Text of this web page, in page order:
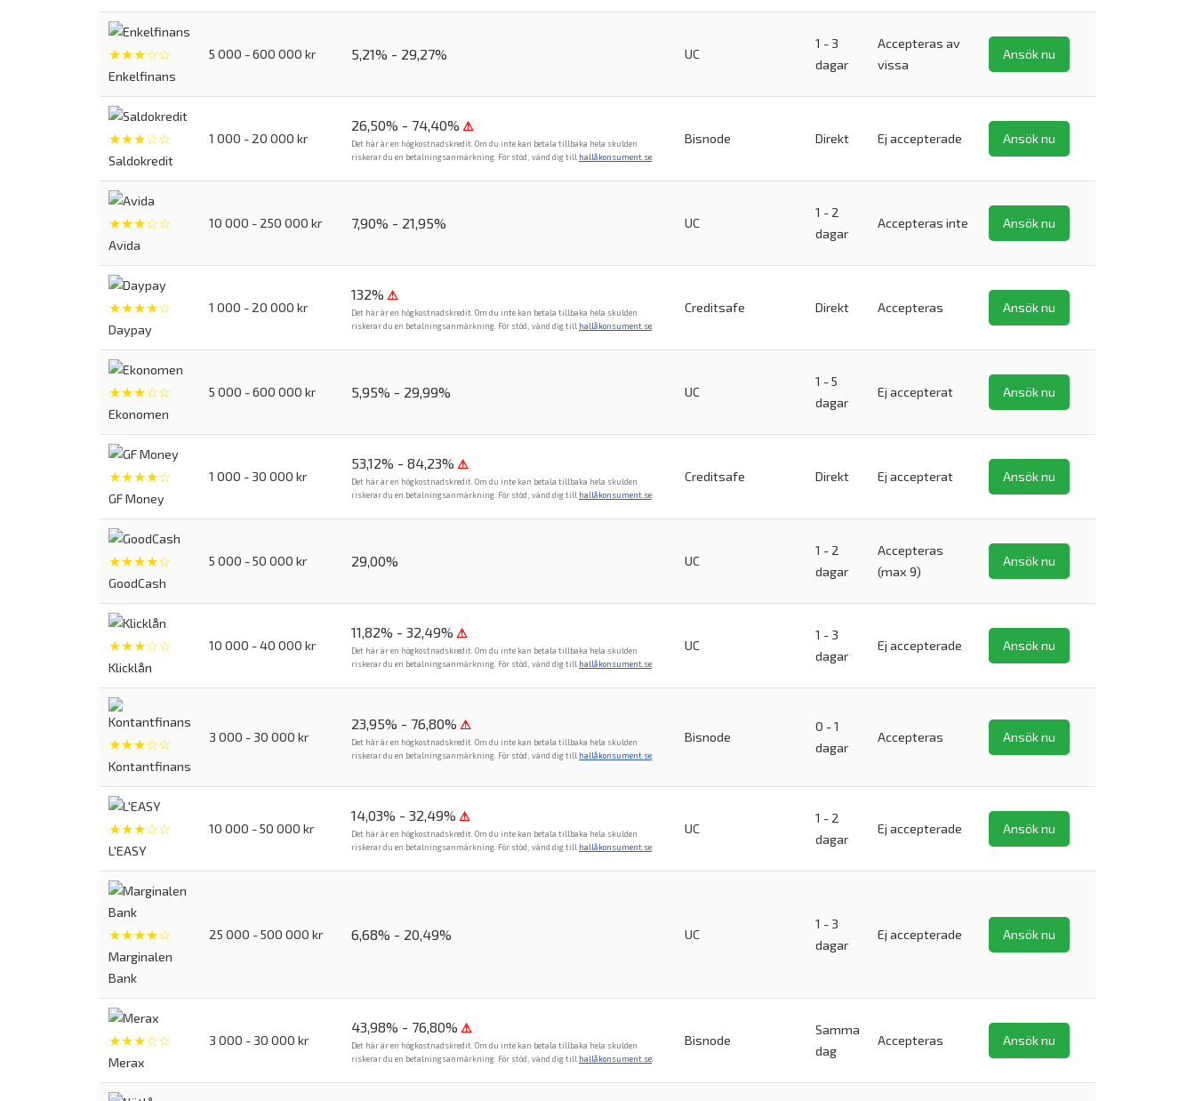
★★★☆☆
Enkelfinans
5 000 - 600 000 kr 5,21% - 29,27% UC
1 - 3
dagar
Accepteras av
vissa
Ansök nu
★★★☆☆
Saldokredit
1 000 - 20 000 kr
26,50% - 74,40% ⚠
Det här är en högkostnadskredit. Om du inte kan betala tillbaka hela skulden
riskerar du en betalningsanmärkning. För stöd, vänd dig till hallåkonsument.se
Bisnode Direkt Ej accepterade Ansök nu
★★★☆☆
Avida
10 000 - 250 000 kr 7,90% - 21,95% UC
1 - 2
dagar
Accepteras inte Ansök nu
★★★★☆
Daypay
1 000 - 20 000 kr
132% ⚠
Det här är en högkostnadskredit. Om du inte kan betala tillbaka hela skulden
riskerar du en betalningsanmärkning. För stöd, vänd dig till hallåkonsument.se
Creditsafe Direkt Accepteras Ansök nu
★★★☆☆
Ekonomen
5 000 - 600 000 kr 5,95% - 29,99% UC
1 - 5
dagar
Ej accepterat Ansök nu
★★★★☆
GF Money
1 000 - 30 000 kr
53,12% - 84,23% ⚠
Det här är en högkostnadskredit. Om du inte kan betala tillbaka hela skulden
riskerar du en betalningsanmärkning. För stöd, vänd dig till hallåkonsument.se
Creditsafe Direkt Ej accepterat Ansök nu
★★★★☆
GoodCash
5 000 - 50 000 kr 29,00% UC
1 - 2
dagar
Accepteras
(max 9)
Ansök nu
★★★☆☆
Klicklån
10 000 - 40 000 kr
11,82% - 32,49% ⚠
Det här är en högkostnadskredit. Om du inte kan betala tillbaka hela skulden
riskerar du en betalningsanmärkning. För stöd, vänd dig till hallåkonsument.se
UC
1 - 3
dagar
Ej accepterade Ansök nu
★★★☆☆
Kontantfinans
3 000 - 30 000 kr
23,95% - 76,80% ⚠
Det här är en högkostnadskredit. Om du inte kan betala tillbaka hela skulden
riskerar du en betalningsanmärkning. För stöd, vänd dig till hallåkonsument.se
Bisnode
0 - 1
dagar
Accepteras Ansök nu
★★★☆☆
L'EASY
10 000 - 50 000 kr
14,03% - 32,49% ⚠
Det här är en högkostnadskredit. Om du inte kan betala tillbaka hela skulden
riskerar du en betalningsanmärkning. För stöd, vänd dig till hallåkonsument.se
UC
1 - 2
dagar
Ej accepterade Ansök nu
★★★★☆
Marginalen
Bank
25 000 - 500 000 kr 6,68% - 20,49% UC
1 - 3
dagar
Ej accepterade Ansök nu
★★★☆☆
Merax
3 000 - 30 000 kr
43,98% - 76,80% ⚠
Det här är en högkostnadskredit. Om du inte kan betala tillbaka hela skulden
riskerar du en betalningsanmärkning. För stöd, vänd dig till hallåkonsument.se
Bisnode
Samma
dag
Accepteras Ansök nu